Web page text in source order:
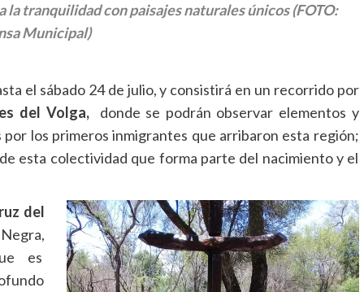
la tranquilidad con paisajes naturales únicos (FOTO:
Municipal)
el sábado 24 de julio, y consistirá en un recorrido por
del Volga,donde se podrán observar elementos y
los primeros inmigrantes que arribaron esta región;
esta colectividad que forma parte del nacimiento y el
del
es